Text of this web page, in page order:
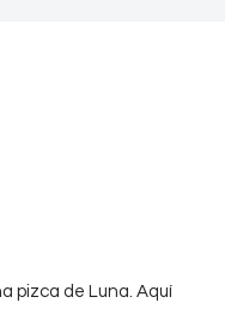
pizca de Luna. Aquí